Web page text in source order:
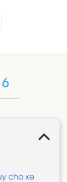
cho xe